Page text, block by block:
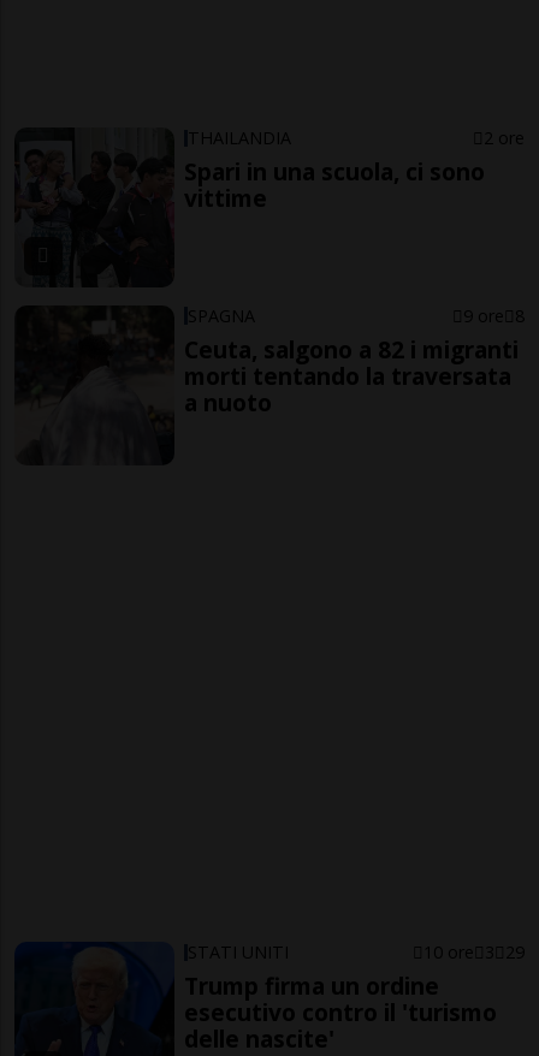
THAILANDIA 2 ore
Spari in una scuola, ci sono
vittime
SPAGNA 9 ore 8
Ceuta, salgono a 82 i migranti
morti tentando la traversata
a nuoto
STATI UNITI 10 ore 3 29
Trump firma un ordine
esecutivo contro il 'turismo
delle nascite'